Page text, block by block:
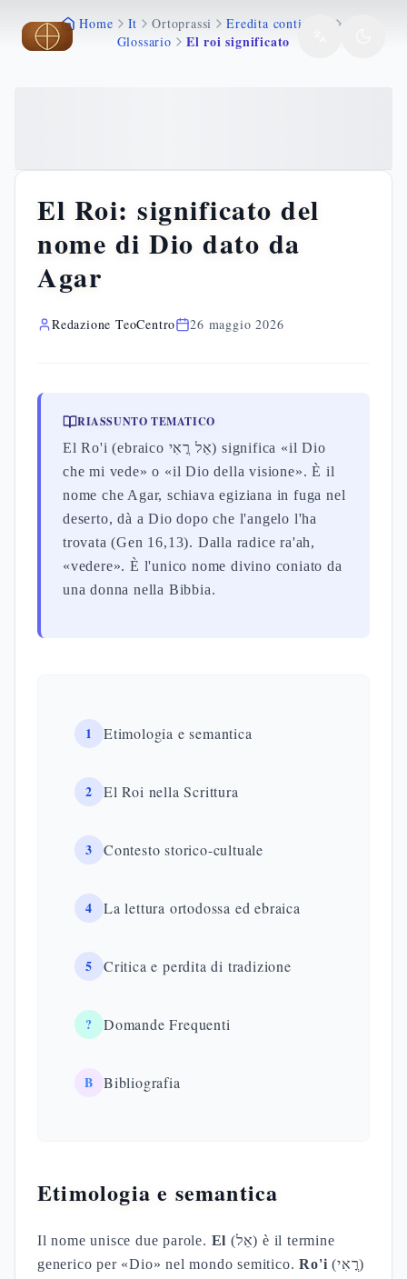
Vai al contenuto principale
Home It Ortoprassi
Eredita continuita
Glossario
El roi significato
El Roi: significato del
nome di Dio dato da
Agar
Redazione TeoCentro 26 maggio 2026
RIASSUNTO TEMATICO
El Ro'i (ebraico אֵל רֳאִי) significa «il Dio
che mi vede» o «il Dio della visione». È il
nome che Agar, schiava egiziana in fuga nel
deserto, dà a Dio dopo che l'angelo l'ha
trovata (Gen 16,13). Dalla radice ra'ah,
«vedere». È l'unico nome divino coniato da
una donna nella Bibbia.
1 Etimologia e semantica
2 El Roi nella Scrittura
3 Contesto storico-cultuale
4 La lettura ortodossa ed ebraica
5 Critica e perdita di tradizione
? Domande Frequenti
B Bibliografia
Etimologia e semantica
Il nome unisce due parole. El (אֵל) è il termine
generico per «Dio» nel mondo semitico.Ro'i (רֳאִי)
Vai al contenuto principale